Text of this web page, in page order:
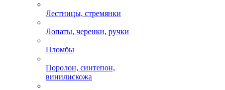
Лестницы, стремянки
Лопаты, черенки, ручки
Пломбы
Поролон, синтепон,
винилискожа